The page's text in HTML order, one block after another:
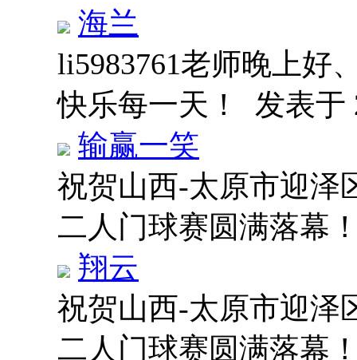
海兰
li5983761老师晚上好
快乐每一天！ 发表于
输赢一笑
祝贺山西-太原市迎泽
二人门球赛圆满落幕
翔云
祝贺山西-太原市迎泽
二人门球赛圆满落幕